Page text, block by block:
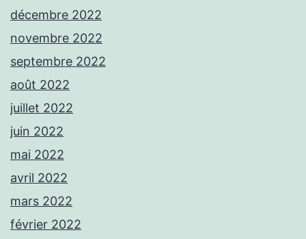
décembre 2022
novembre 2022
septembre 2022
août 2022
juillet 2022
juin 2022
mai 2022
avril 2022
mars 2022
février 2022